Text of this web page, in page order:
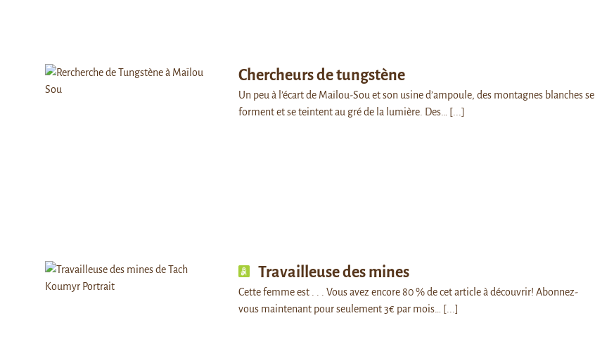
Chercheurs de tungstène
Un peu à l’écart de Maïlou-Sou et son usine d’ampoule, des montagnes blanches se
forment et se teintent au gré de la lumière. Des…
[...]
Travailleuse des mines
Cette femme est . . . Vous avez encore 80 % de cet article à découvrir! Abonnez-
vous maintenant pour seulement 3€ par mois…
[...]